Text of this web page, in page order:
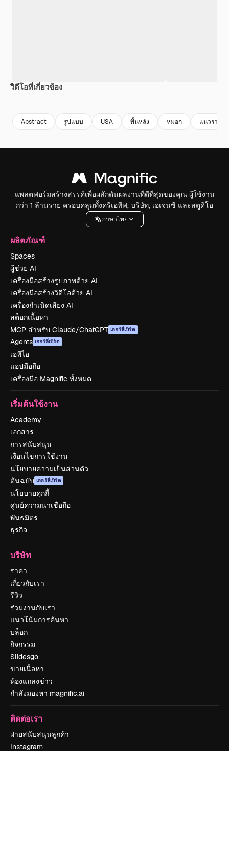
วิดีโอที่เกี่ยวข้อง
Abstract รูปแบบ USA พื้นหลัง หมอก แนวราบ
แพลตฟอร์มสร้างสรรค์เพื่อผลักดันผลงานที่ดีที่สุดของคุณ ผู้ใช้งาน
กว่า 1 ล้านราย ครอบคลุมทั้งครีเอทีฟ, บริษัท, เอเจนซี และสตูดิโอ
ภาษาไทย
ผลิตภัณฑ์
Spaces
ผู้ช่วย AI
เครื่องมือสร้างรูปภาพด้วย AI
เครื่องมือสร้างวิดีโอด้วย AI
เครื่องกำเนิดเสียง AI
สต็อกเนื้อหา
MCP สำหรับ Claude/ChatGPT เออร์ลี่เบิร์ด
Agents เออร์ลี่เบิร์ด
เอพีไอ
แอปมือถือ
เครื่องมือ Magnific ทั้งหมด
เริ่มต้นใช้งาน
Academy
เอกสาร
การสนับสนุน
เงื่อนไขการใช้งาน
นโยบายความเป็นส่วนตัว
ต้นฉบับ เออร์ลี่เบิร์ด
นโยบายคุกกี้
ศูนย์ความน่าเชื่อถือ
พันธมิตร
ธุรกิจ
บริษัท
ราคา
เกี่ยวกับเรา
รีวิว
ร่วมงานกับเรา
แนวโน้มการค้นหา
บล็อก
กิจกรรม
Slidesgo
ขายเนื้อหา
ห้องแถลงข่าว
กำลังมองหา magnific.ai
ติดต่อเรา
ฝ่ายสนับสนุนลูกค้า
Instagram